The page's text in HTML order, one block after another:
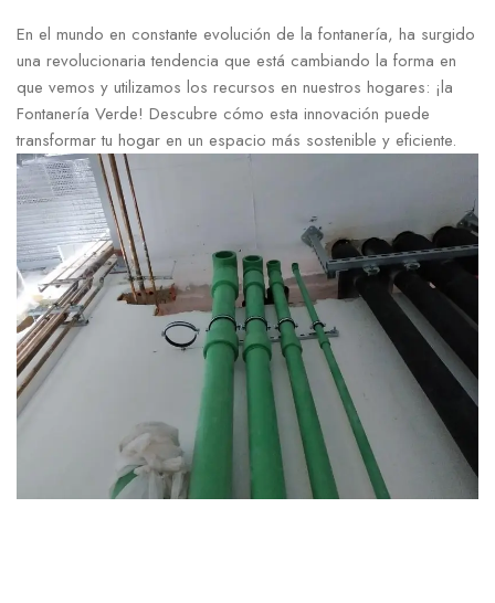
En el mundo en constante evolución de la fontanería, ha surgido
una revolucionaria tendencia que está cambiando la forma en
que vemos y utilizamos los recursos en nuestros hogares: ¡la
Fontanería Verde! Descubre cómo esta innovación puede
transformar tu hogar en un espacio más sostenible y eficiente.